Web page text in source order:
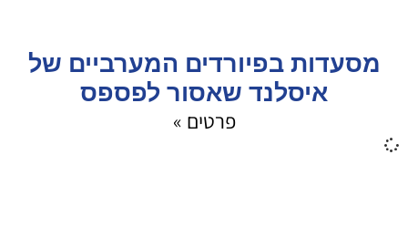
מסעדות בפיורדים המערביים של
איסלנד שאסור לפספס
פרטים »